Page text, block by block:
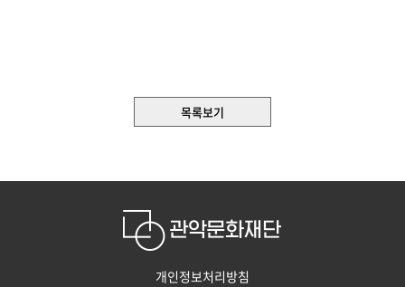
목록보기
개인정보처리방침